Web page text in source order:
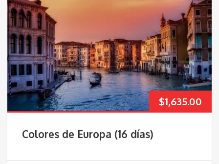
$1,635.00
Colores de Europa (16 días)